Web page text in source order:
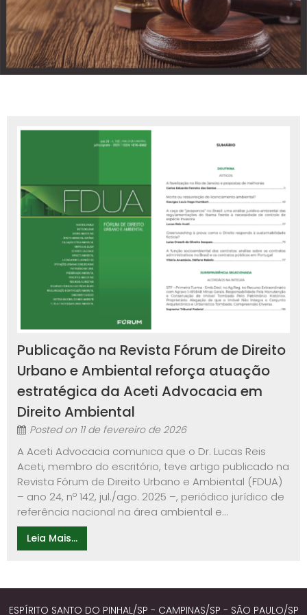
Publicação na Revista Fórum de Direito
Urbano e Ambiental reforça atuação
estratégica da Aceti Advocacia em
Direito Ambiental
Posted on 11 de fevereiro de 2026
A Aceti Advocacia comunica que o Dr. Lucas Reis
Aceti, membro do escritório, teve artigo publicado na
Revista Fórum de Direito Urbano e Ambiental (FDUA)
– ano 24, nº 142, jul./ago. 2025 –, periódico jurídico de
referência nacional na área ambiental e...
Leia Mais...
ESPÍRITO SANTO DO PINHAL/SP - CAMPINAS/SP - SÃO PAULO/SP